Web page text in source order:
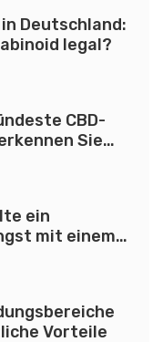
Deutschland:
legal?
CBD-
Sie
ein
mit einem
Vorteile